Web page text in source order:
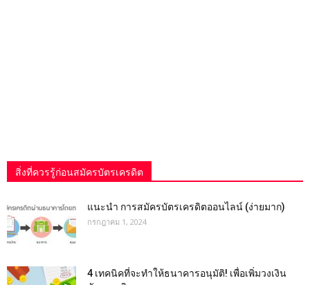
สิ่งที่ควรรู้ก่อนสมัครบัตรเครดิต
แนะนำ การสมัครบัตรเครดิตออนไลน์ (ง่ายมาก)
กรกฎาคม 1, 2024
4 เทคนิคที่จะทำให้ธนาคารอนุมัติ! เพื่อเพิ่มวงเงิน